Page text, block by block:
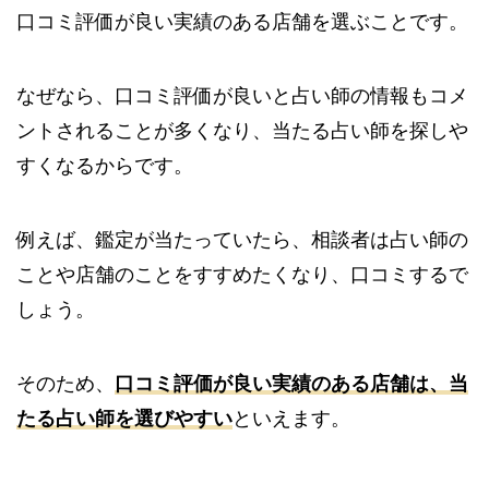
口コミ評価が良い実績のある店舗を選ぶことです。
なぜなら、口コミ評価が良いと占い師の情報もコメ
ントされることが多くなり、当たる占い師を探しや
すくなるからです。
例えば、鑑定が当たっていたら、相談者は占い師の
ことや店舗のことをすすめたくなり、口コミするで
しょう。
そのため、 口コミ評価が良い実績のある店舗は、当
たる占い師を選びやすいといえます。